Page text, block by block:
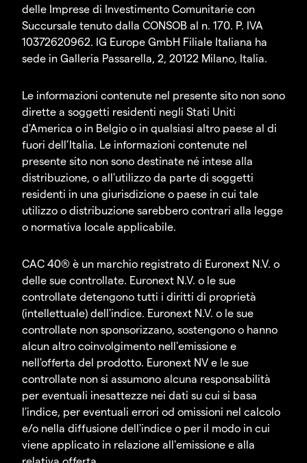
delle Imprese di Investimento Comunitarie con
Succursale tenuto dalla CONSOB al n. 170. P. IVA
10372620962. IG Europe GmbH Filiale Italiana ha
sede in Galleria Passarella, 2, 20122 Milano, Italia.
Le informazioni contenute nel presente sito non sono
dirette a soggetti residenti negli Stati Uniti
d'America o in Belgio o in qualsiasi altro paese al di
fuori dell’Italia. Le informazioni contenute nel
presente sito non sono destinate né intese alla
distribuzione, o all'utilizzo da parte di soggetti
residenti in una giurisdizione o paese in cui tale
utilizzo o distribuzione sarebbero contrari alla legge
o normativa locale applicabile.
CAC 40® è un marchio registrato di Euronext N.V. o
delle sue controllate. Euronext N.V. o le sue
controllate detengono tutti i diritti di proprietà
(intellettuale) dell'indice. Euronext N.V. o le sue
controllate non sponsorizzano, sostengono o hanno
alcun altro coinvolgimento nell'emissione e
nell'offerta del prodotto. Euronext NV e le sue
controllate non si assumono alcuna responsabilità
per eventuali inesattezze nei dati su cui si basa
l'indice, per eventuali errori od omissioni nel calcolo
e/o nella diffusione dell'indice o per il modo in cui
viene applicato in relazione all'emissione e alla